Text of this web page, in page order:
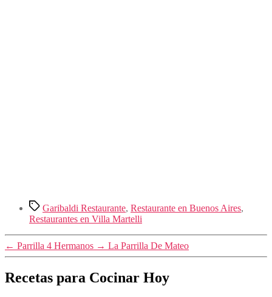
Etiquetas
Garibaldi Restaurante, Restaurante en Buenos Aires,
Restaurantes en Villa Martelli
← Parrilla 4 Hermanos → La Parrilla De Mateo
Recetas para Cocinar Hoy